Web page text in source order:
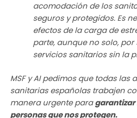
acomodación de los
seguros y protegidos. Es
efectos de la carga de
parte, aunque no solo,
servicios sanitarios sin la
MSF y AI pedimos que todas las
sanitarias españolas trabajen
manera urgente paragarantizar
personas que nos protegen.